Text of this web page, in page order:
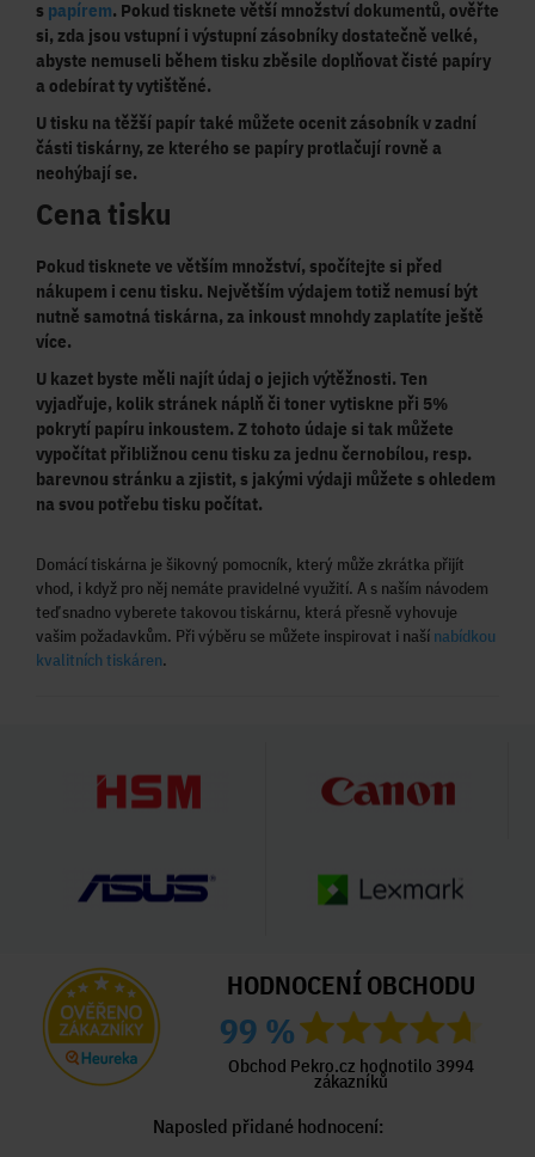
s papírem. Pokud tisknete větší množství dokumentů, ověřte
si, zda jsou vstupní i výstupní zásobníky dostatečně velké,
abyste nemuseli během tisku zběsile doplňovat čisté papíry
a odebírat ty vytištěné.
U tisku na těžší papír také můžete ocenit zásobník v zadní
části tiskárny, ze kterého se papíry protlačují rovně a
neohýbají se.
Cena tisku
Pokud tisknete ve větším množství, spočítejte si před
nákupem i cenu tisku. Největším výdajem totiž nemusí být
nutně samotná tiskárna, za inkoust mnohdy zaplatíte ještě
více.
U kazet byste měli najít údaj o jejich výtěžnosti. Ten
vyjadřuje, kolik stránek náplň či toner vytiskne při 5%
pokrytí papíru inkoustem. Z tohoto údaje si tak můžete
vypočítat přibližnou cenu tisku za jednu černobílou, resp.
barevnou stránku a zjistit, s jakými výdaji můžete s ohledem
na svou potřebu tisku počítat.
Domácí tiskárna je šikovný pomocník, který může zkrátka přijít
vhod, i když pro něj nemáte pravidelné využití. A s naším návodem
teď snadno vyberete takovou tiskárnu, která přesně vyhovuje
vašim požadavkům. Při výběru se můžete inspirovat i naší nabídkou
kvalitních tiskáren.
HODNOCENÍ OBCHODU
99 %
Obchod Pekro.cz hodnotilo 3994
zákazníků
Naposled přidané hodnocení: